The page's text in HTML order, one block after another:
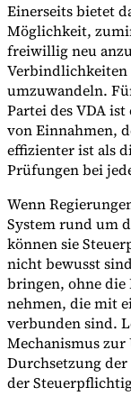
Experts
Unsere Autoren
Einerseits bietet
Möglichkeit,
freiwillig neu
Verbindlichkeiten
umzuwandeln.
Partei des VDA
von Einnahmen,
effizienter ist als
Prüfungen bei
Wenn
System rund um
können sie
nicht bewusst
bringen, ohne die
nehmen, die mit
verbunden sind.
Mechanismus
Durchsetzung
der